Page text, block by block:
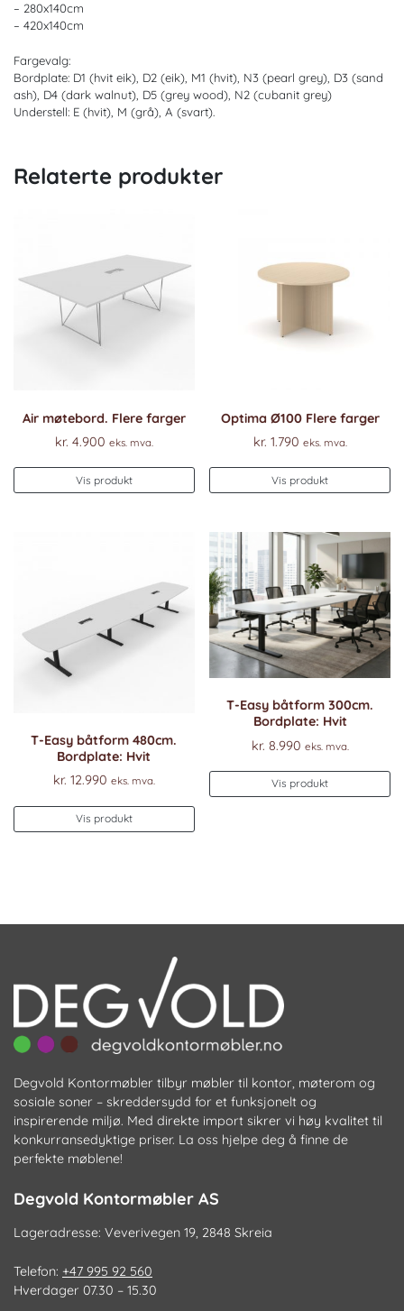
– 280x140cm
– 420x140cm
Fargevalg:
Bordplate: D1 (hvit eik), D2 (eik), M1 (hvit), N3 (pearl grey), D3 (sand
ash), D4 (dark walnut), D5 (grey wood), N2 (cubanit grey)
Understell: E (hvit), M (grå), A (svart).
Relaterte produkter
Air møtebord. Flere farger
kr. 4.900 eks. mva.
Vis produkt
Optima Ø100 Flere farger
kr. 1.790 eks. mva.
Vis produkt
T-Easy båtform 480cm.
Bordplate: Hvit
kr. 12.990 eks. mva.
Vis produkt
Dette
produktet
kan
produktsiden
T-Easy båtform 300cm.
Bordplate: Hvit
kr. 8.990 eks. mva.
Vis produkt
Degvold Kontormøbler tilbyr møbler til kontor, møterom og
sosiale soner – skreddersydd for et funksjonelt og
inspirerende miljø. Med direkte import sikrer vi høy kvalitet til
konkurransedyktige priser. La oss hjelpe deg å finne de
perfekte møblene!
Degvold Kontormøbler AS
Lageradresse: Veverivegen 19, 2848 Skreia
Telefon: +47 995 92 560
Hverdager 07.30 – 15.30